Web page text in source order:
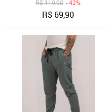
R$119,90 - 42%
R$ 69,90